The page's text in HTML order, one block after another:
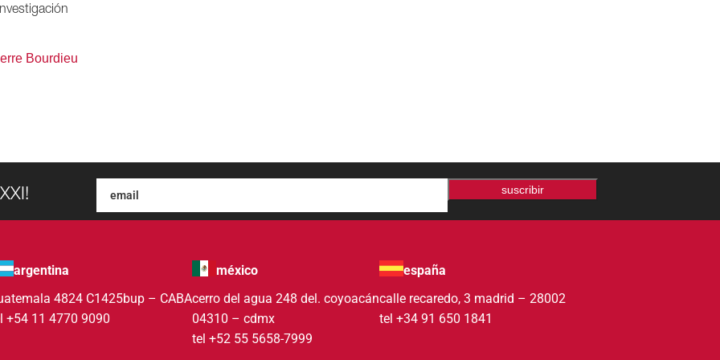
Bourdieu
suscribir
argentina
4824 C1425bup – CABA
+54 11 4770 9090
méxico
cerro del agua 248 del. coyoacán
04310 – cdmx
tel +52 55 5658-7999
españa
calle recaredo, 3 madrid – 28002
tel +34 91 650 1841